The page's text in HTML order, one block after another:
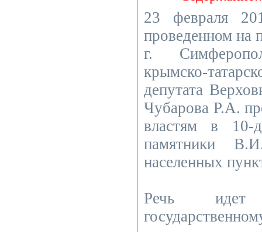
23 февраля
проведенном
г.
крымско-
депутата
Чубарова Р.А.
властям в 10-
памятники
населенных
Речь